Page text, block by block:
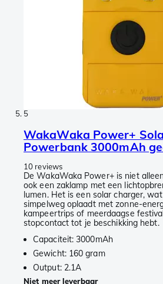
5
WakaWaka Power+
Powerbank 3000mAh
10 reviews
De WakaWaka Power+ is niet
ook een zaklamp met een
lumen. Het is een solar charger,
simpelweg oplaadt met zonne-
kampeertrips of meerdaagse
stopcontact tot je beschikking hebt.
Capaciteit: 3000mAh
Gewicht: 160 gram
Output: 2.1A
Niet meer leverbaar